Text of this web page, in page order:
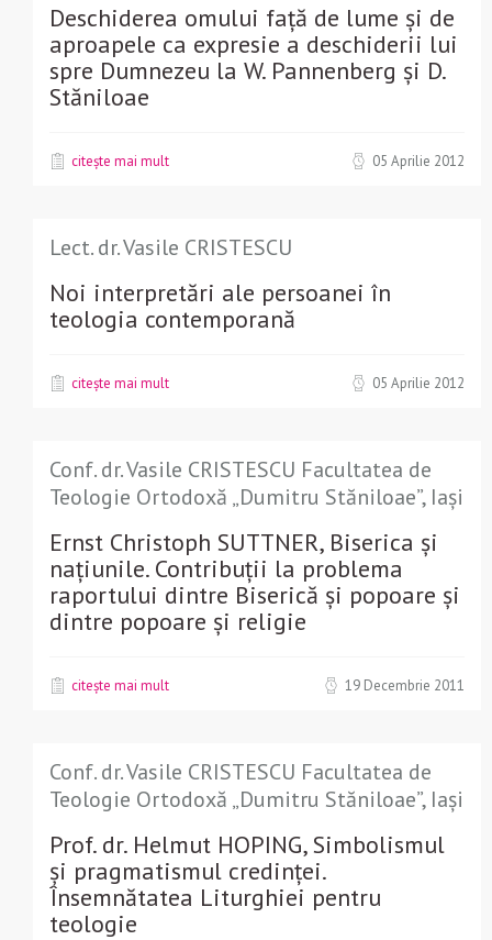
Deschiderea omului față de lume și de
aproapele ca expresie a deschiderii lui
spre Dumnezeu la W. Pannenberg și D.
Stăniloae
citește mai mult 05 Aprilie 2012
Lect. dr. Vasile CRISTESCU
Noi interpretări ale persoanei în
teologia contemporană
citește mai mult 05 Aprilie 2012
Conf. dr. Vasile CRISTESCU Facultatea de
Teologie Ortodoxă „Dumitru Stăniloae”, Iași
Ernst Christoph SUTTNER, Biserica şi
naţiunile. Contribuţii la problema
raportului dintre Biserică şi popoare şi
dintre popoare şi religie
citește mai mult 19 Decembrie 2011
Conf. dr. Vasile CRISTESCU Facultatea de
Teologie Ortodoxă „Dumitru Stăniloae”, Iași
Prof. dr. Helmut HOPING, Simbolismul
și pragmatismul credinței.
Însemnătatea Liturghiei pentru
teologie